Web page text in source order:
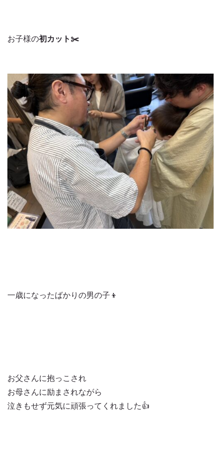
お子様の初カット✂️
一歳になったばかりの男の子👦
お父さんに抱っこされ
お母さんに励まされながら
泣きもせず元気に頑張ってくれました👍